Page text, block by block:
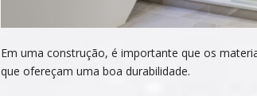
Em uma construção, é importante que os
que ofereçam uma boa durabilidade.